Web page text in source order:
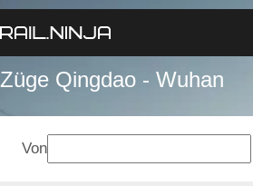
Züge Qingdao - Wuhan
Von